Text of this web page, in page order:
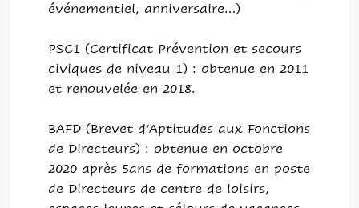
événementiel, anniversaire…)
PSC1 (Certificat Prévention et secours
civiques de niveau 1) : obtenue en 2011
et renouvelée en 2018.
BAFD (Brevet d’Aptitudes aux Fonctions
de Directeurs) : obtenue en octobre
2020 après 5ans de formations en poste
de Directeurs de centre de loisirs,